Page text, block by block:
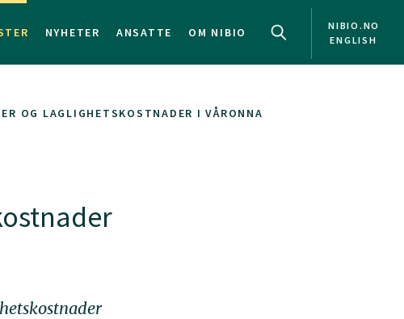
NYHETER ANSATTE OM NIBIO
NIBIO.NO
ENGLISH
OG LAGLIGHETSKOSTNADER I VÅRONNA